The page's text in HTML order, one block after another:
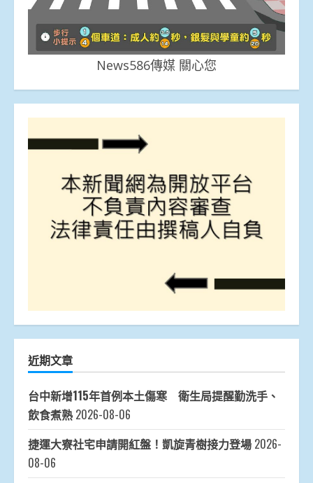
News586傳媒 關心您
近期文章
台中新增115年首例本土傷寒 衛生局提醒勤洗手、
飲食煮熟 2026-08-06
捷運大寮社宅申請開紅盤！凱旋青樹接力登場 2026-
08-06